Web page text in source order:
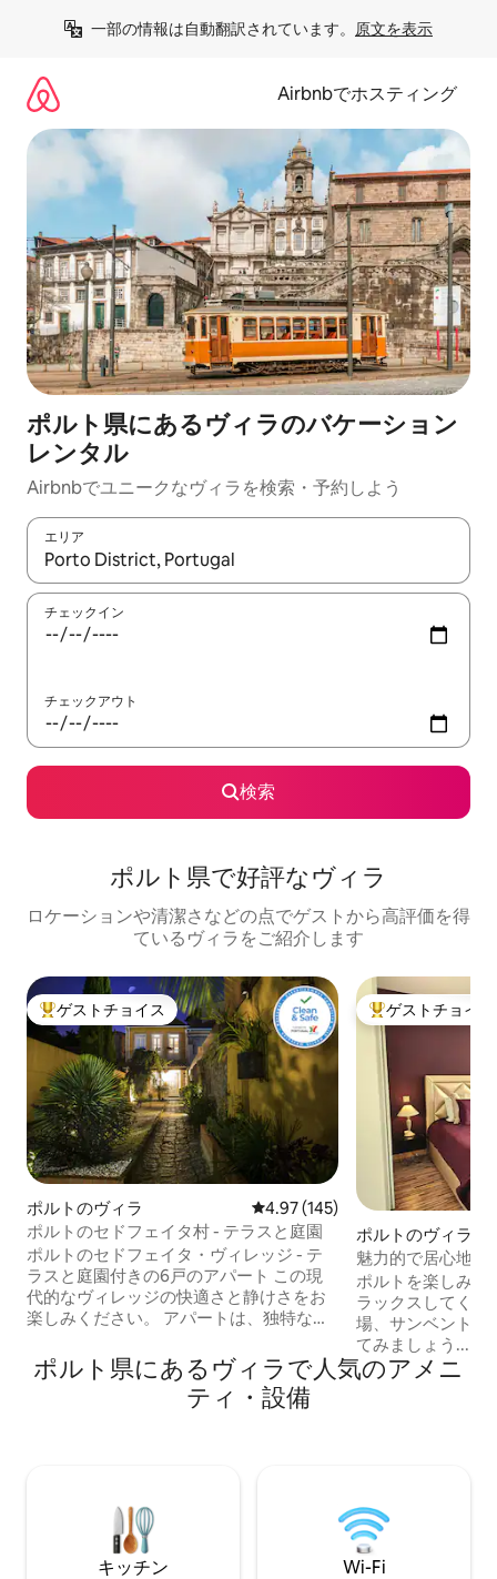
一部の情報は自動翻訳されています。 原文を表示
Airbnbでホスティング
ポルト県にあるヴィラのバケーション
レンタル
Airbnbでユニークなヴィラを検索・予約しよう
エリア
検索結果が表示されたら、上下の矢印キーを使って移動するか
チェックイン
チェックアウト
検索
ポルト県で好評なヴィラ
ロケーションや清潔さなどの点でゲストから高評価を得
ているヴィラをご紹介します
大好評のゲストチョイスです。
ゲストチョイス
ポルトのヴィラ レビュー145件、5つ星中4.97つ
4.97 (145)
ポルトのセドフェイタ村 - テラスと庭園
ポルトのセドフェイタ・ヴィレッジ - テ
ラスと庭園付きの6戸のアパート この現
代的なヴィレッジの快適さと静けさをお
楽しみください。 アパートは、独特なオ
ントラストのある単色の配色、木製の表
面、特別な家具と装飾が特徴です。 これ
らの居心地の良い家は、ポルトの中心部
大好評のゲスト
ゲストチョイス
ポルトのヴィラ
魅力的で居心地の
ーム、AC、パテ
ポルトを楽しみ、
ラックスしてください。 ボ
場、サンベント駅
てみましょう...
晴らしいタイルを
でショッピングを
日当たりの良い
ポルト県にあるヴィラで人気のアメニ
ティ・設備
キッチン Wi-Fi